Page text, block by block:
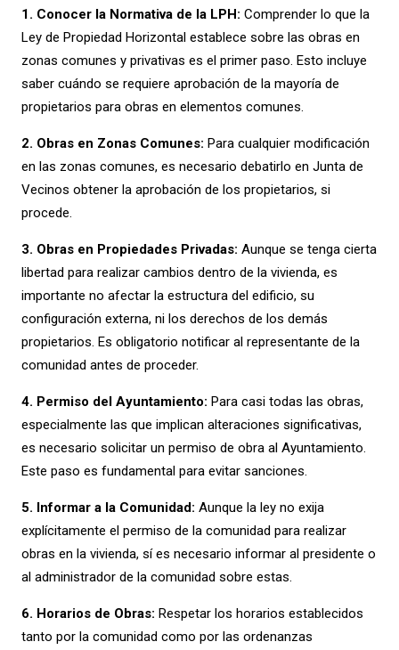
1. Conocer la Normativa de la LPH: Comprender lo que la
Ley de Propiedad Horizontal establece sobre las obras en
zonas comunes y privativas es el primer paso. Esto incluye
saber cuándo se requiere aprobación de la mayoría de
propietarios para obras en elementos comunes.
2. Obras en Zonas Comunes: Para cualquier modificación
en las zonas comunes, es necesario debatirlo en Junta de
Vecinos obtener la aprobación de los propietarios, si
procede.
3. Obras en Propiedades Privadas: Aunque se tenga cierta
libertad para realizar cambios dentro de la vivienda, es
importante no afectar la estructura del edificio, su
configuración externa, ni los derechos de los demás
propietarios. Es obligatorio notificar al representante de la
comunidad antes de proceder.
4. Permiso del Ayuntamiento: Para casi todas las obras,
especialmente las que implican alteraciones significativas,
es necesario solicitar un permiso de obra al Ayuntamiento.
Este paso es fundamental para evitar sanciones.
5. Informar a la Comunidad: Aunque la ley no exija
explícitamente el permiso de la comunidad para realizar
obras en la vivienda, sí es necesario informar al presidente o
al administrador de la comunidad sobre estas.
6. Horarios de Obras: Respetar los horarios establecidos
tanto por la comunidad como por las ordenanzas